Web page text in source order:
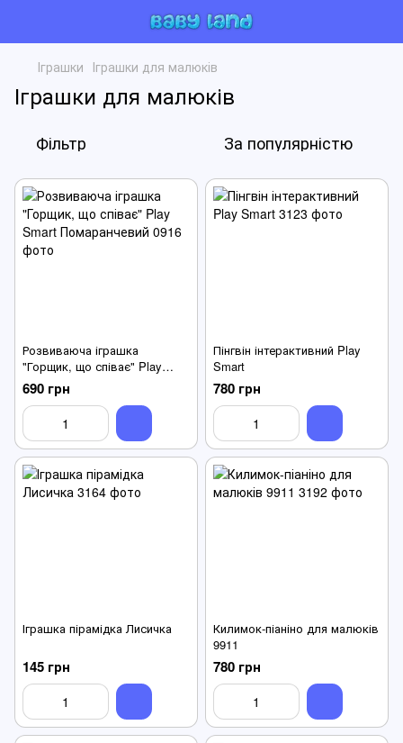
Іграшки Іграшки для малюків
Іграшки для малюків
Фільтр За популярністю
Розвиваюча іграшка
"Горщик, що співає" Play
Smart Помаранчевий
690 грн
Пінгвін інтерактивний Play
Smart
780 грн
Іграшка пірамідка Лисичка
145 грн
Килимок-піаніно для малюків
9911
780 грн